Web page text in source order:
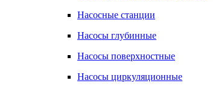
Насосные станции
Насосы глубинные
Насосы поверхностные
Насосы циркуляционные